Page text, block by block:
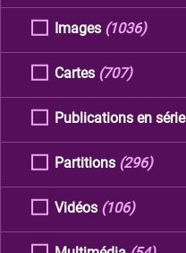
Images (1036)
Cartes (707)
Publications en série
Partitions (296)
Vidéos (106)